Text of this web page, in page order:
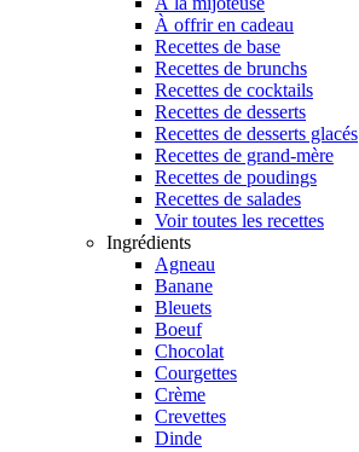
À offrir en cadeau
Recettes de base
Recettes de brunchs
Recettes de cocktails
Recettes de desserts
Recettes de desserts glacés
Recettes de grand-mère
Recettes de poudings
Recettes de salades
Voir toutes les recettes
Ingrédients
Agneau
Banane
Bleuets
Boeuf
Chocolat
Courgettes
Crème
Crevettes
Dinde